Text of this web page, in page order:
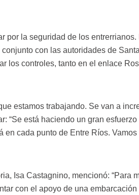
por la seguridad de los
con las autoridades de
los controles, tanto en el enlace
estamos trabajando. Se van a
“Se está haciendo un gran
cada punto de Entre Ríos.
Isa Castagnino, mencionó:
con el apoyo de una